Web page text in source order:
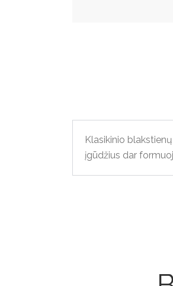
Klasikinio
įgūdžius dar